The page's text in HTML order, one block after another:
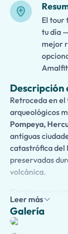
El tour
tu día
mejor
Descripción
Retroceda en
arqueológicos
Pompeya,
antiguas
catastrófica del
preservadas
volcánica.
de las ciudades
antiguas
públicos.
Leer más
Galería